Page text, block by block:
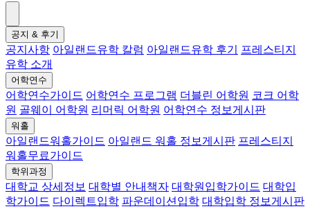
공지 & 후기
공지사항 아일랜드유학 칼럼 아일랜드유학 후기
프레스티지
유학 소개
어학연수
어학연수가이드 어학연수 프로그램 더블린 어학원 코크 어학
원 골웨이 어학원 리머릭 어학원 어학연수 정보게시판
워홀
아일랜드워홀가이드 아일랜드 워홀 정보게시판 프레스티지
워홀무료가이드
학위과정
대학교 상세정보 대학별 안내책자 대학원입학가이드 대학입
학가이드 다이렉트입학 파운데이션입학 대학입학 정보게시판